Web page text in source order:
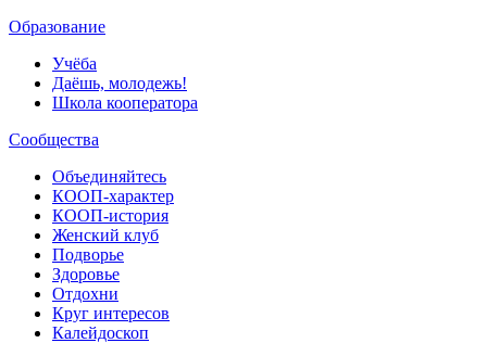
Образование
Учёба
Даёшь, молодежь!
Школа кооператора
Сообщества
Объединяйтесь
КООП-характер
КООП-история
Женский клуб
Подворье
Здоровье
Отдохни
Круг интересов
Калейдоскоп